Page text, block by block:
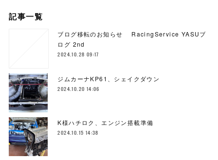
記事一覧
ブログ移転のお知らせ RacingService YASUブ
ログ 2nd
2024.10.28 09:17
ジムカーナKP61、シェイクダウン
2024.10.20 14:06
K様ハチロク、エンジン搭載準備
2024.10.15 14:38